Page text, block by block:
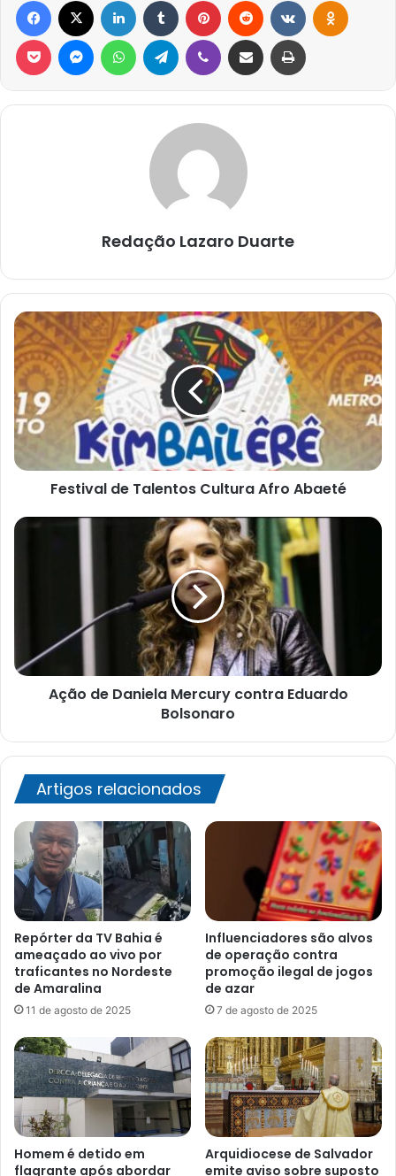
Pocket MessengerWhatsAppTelegram Viber Compartilhar via e-mail Imprimir
Redação Lazaro Duarte
Festival
de
Talentos
Cultura
Afro
Abaeté
Festival de Talentos Cultura Afro Abaeté
Ação
Bolsonaro
Ação de Daniela Mercury contra Eduardo
Bolsonaro
Artigos relacionados
Repórter da TV Bahia é
ameaçado ao vivo por
traficantes no Nordeste
de Amaralina
11 de agosto de 2025
Influenciadores são alvos
de operação contra
promoção ilegal de jogos
de azar
7 de agosto de 2025
Homem é detido em
flagrante após abordar
Arquidiocese de Salvador
emite aviso sobre suposto